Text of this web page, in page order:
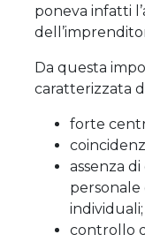
poneva infatti
Da questa
caratterizzata
forte
assenza
personale
individuali;
controllo